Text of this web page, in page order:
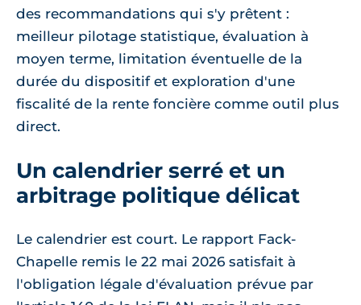
des recommandations qui s'y prêtent :
meilleur pilotage statistique, évaluation à
moyen terme, limitation éventuelle de la
durée du dispositif et exploration d'une
fiscalité de la rente foncière comme outil plus
direct.
Un calendrier serré et un
arbitrage politique délicat
Le calendrier est court. Le rapport Fack-
Chapelle remis le 22 mai 2026 satisfait à
l'obligation légale d'évaluation prévue par